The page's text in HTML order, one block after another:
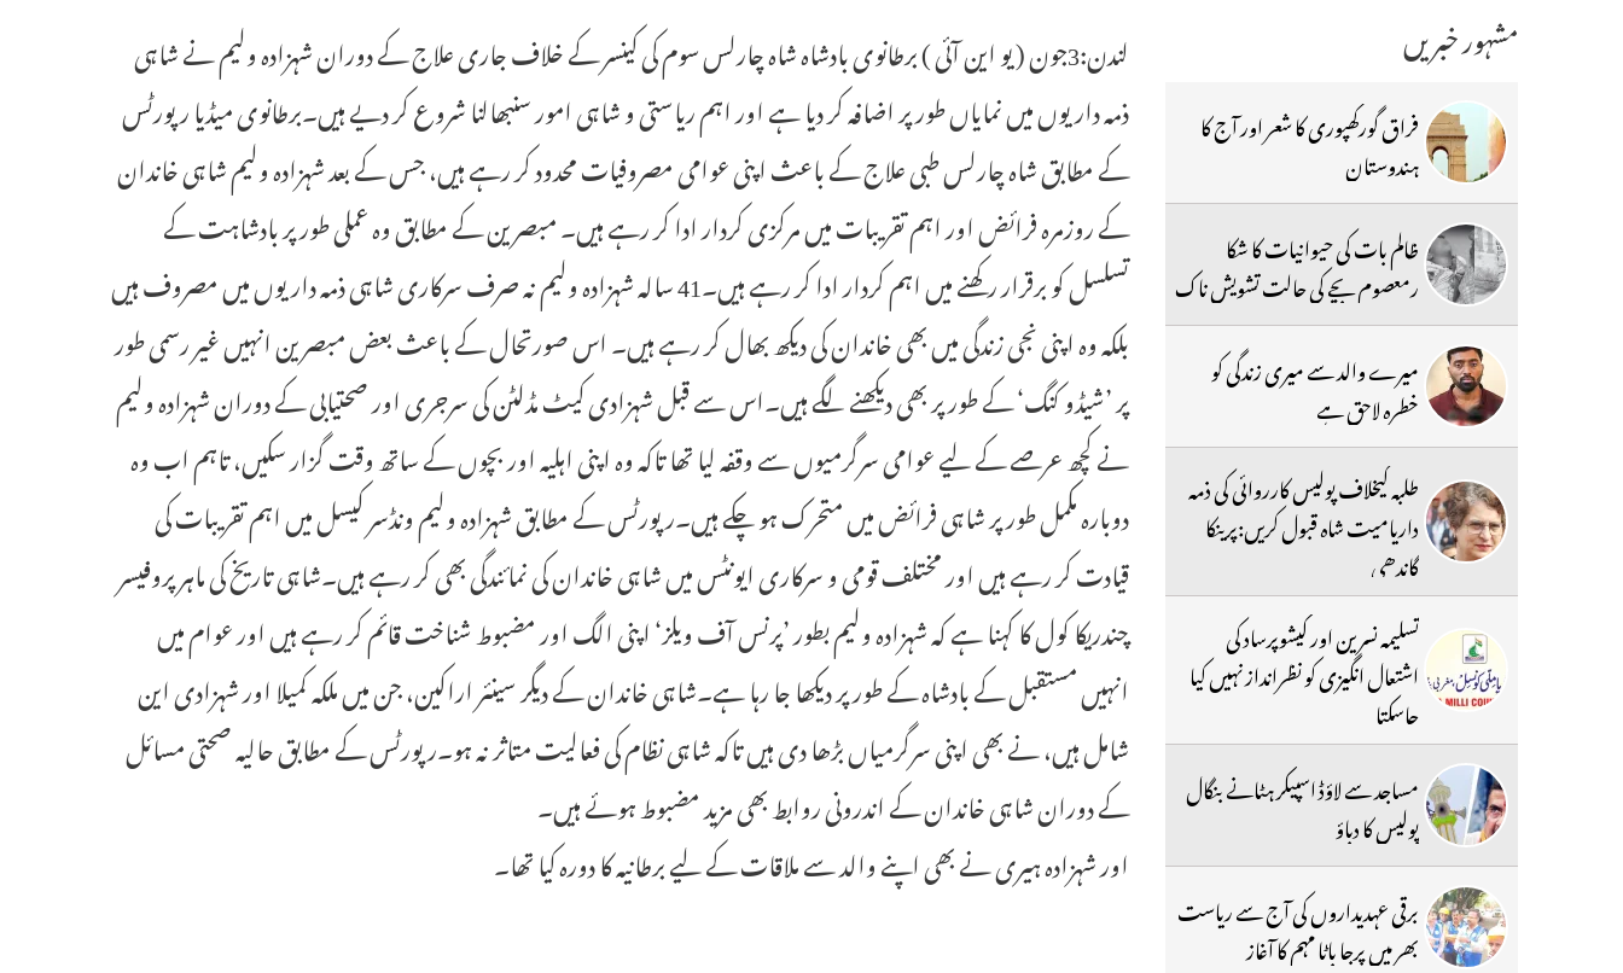
لندن:3جون ( یو این آئی ) برطانوی بادشاہ شاہ چارلس سوم کی کینسر کے خلاف جاری علاج کے دوران شہزادہ ولیم نے شاہی
ذمہ داریوں میں نمایاں طور پر اضافہ کر دیا ہے اور اہم ریاستی و شاہی امور سنبھالنا شروع کر دیے ہیں۔برطانوی میڈیا رپورٹس
کے مطابق شاہ چارلس طبی علاج کے باعث اپنی عوامی مصروفیات محدود کر رہے ہیں، جس کے بعد شہزادہ ولیم شاہی خاندان
کے روزمرہ فرائض اور اہم تقریبات میں مرکزی کردار ادا کر رہے ہیں۔ مبصرین کے مطابق وہ عملی طور پر بادشاہت کے
تسلسل کو برقرار رکھنے میں اہم کردار ادا کر رہے ہیں۔41 سالہ شہزادہ ولیم نہ صرف سرکاری شاہی ذمہ داریوں میں مصروف ہیں
بلکہ وہ اپنی نجی زندگی میں بھی خاندان کی دیکھ بھال کر رہے ہیں۔ اس صورتحال کے باعث بعض مبصرین انہیں غیر رسمی طور
پر ’شیڈو کنگ‘ کے طور پر بھی دیکھنے لگے ہیں۔اس سے قبل شہزادی کیٹ مڈلٹن کی سرجری اور صحتیابی کے دوران شہزادہ ولیم
نے کچھ عرصے کے لیے عوامی سرگرمیوں سے وقفہ لیا تھا تاکہ وہ اپنی اہلیہ اور بچوں کے ساتھ وقت گزار سکیں، تاہم اب وہ
دوبارہ مکمل طور پر شاہی فرائض میں متحرک ہو چکے ہیں۔رپورٹس کے مطابق شہزادہ ولیم ونڈسر کیسل میں اہم تقریبات کی
قیادت کر رہے ہیں اور مختلف قومی و سرکاری ایونٹس میں شاہی خاندان کی نمائندگی بھی کر رہے ہیں۔شاہی تاریخ کی ماہر پروفیسر
چندریکا کول کا کہنا ہے کہ شہزادہ ولیم بطور ’پرنس آف ویلز‘ اپنی الگ اور مضبوط شناخت قائم کر رہے ہیں اور عوام میں
انہیں مستقبل کے بادشاہ کے طور پر دیکھا جا رہا ہے۔شاہی خاندان کے دیگر سینئر اراکین، جن میں ملکہ کمیلا اور شہزادی این
شامل ہیں، نے بھی اپنی سرگرمیاں بڑھا دی ہیں تاکہ شاہی نظام کی فعالیت متاثر نہ ہو۔رپورٹس کے مطابق حالیہ صحتی مسائل
کے دوران شاہی خاندان کے اندرونی روابط بھی مزید مضبوط ہوئے ہیں۔
اور شہزادہ ہیری نے بھی اپنے والد سے ملاقات کے لیے برطانیہ کا دورہ کیا تھا۔
مشہور خبریں
فراق گورکھپوری کا شعر اور آج کا
ہندوستان
ظالم بات کی حیوانیات کا شکا
رمعصوم بچے کی حالت تشویش ناک
میرے والد سے میری زندگی کو
خطرہ لاحق ہے
طلبہ کیخلاف پولیس کارروائی کی ذمہ
داریامیت شاہ قبول کریں:پرینکا
گاندھی
تسلیمہ نسرین اور کیشوپرساد کی
اشتعال انگیزی کو نظرانداز نہیں کیا
جاسکتا
مساجد سے لاؤڈ اسپیکر ہٹانے بنگال
پولیس کا دباؤ
برقی عہدیداروں کی آج سے ریاست
بھر میں پرجا باٹا مہم کا آغاز